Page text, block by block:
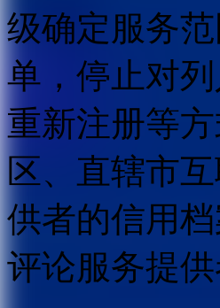
级确定服务
单，停止对
重新注册等
区、直辖市
供者的信用
评论服务提